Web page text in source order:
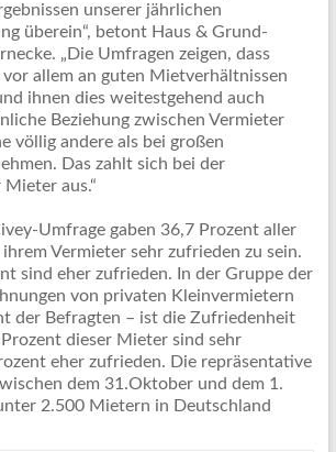
unserer jährlichen
überein“, betont Haus & Grund-
„Die Umfragen zeigen, dass
allem an guten Mietverhältnissen
ihnen dies weitestgehend auch
Beziehung zwischen Vermieter
völlig andere als bei großen
Das zahlt sich bei der
aus.“
Umfrage gaben 36,7 Prozent aller
Vermieter sehr zufrieden zu sein.
sind eher zufrieden. In der Gruppe der
von privaten Kleinvermietern
der Befragten – ist die Zufriedenheit
dieser Mieter sind sehr
eher zufrieden. Die repräsentative
dem 31.Oktober und dem 1.
2.500 Mietern in Deutschland